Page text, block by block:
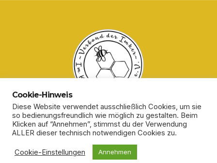
Stolz präsentiert von WordPress|Theme:
Themeansar
Cookie-Hinweis
Diese Website verwendet ausschließlich Cookies, um sie
so bedienungsfreundlich wie möglich zu gestalten. Beim
Klicken auf “Annehmen”, stimmst du der Verwendung
ALLER dieser technisch notwendigen Cookies zu.
Cookie-Einstellungen Annehmen